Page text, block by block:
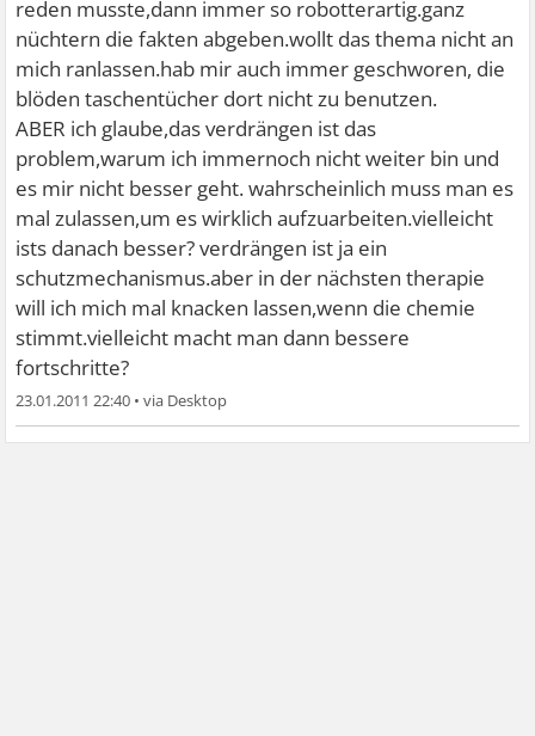
reden musste,dann immer so robotterartig.ganz
nüchtern die fakten abgeben.wollt das thema nicht an
mich ranlassen.hab mir auch immer geschworen, die
blöden taschentücher dort nicht zu benutzen.
ABER ich glaube,das verdrängen ist das
problem,warum ich immernoch nicht weiter bin und
es mir nicht besser geht. wahrscheinlich muss man es
mal zulassen,um es wirklich aufzuarbeiten.vielleicht
ists danach besser? verdrängen ist ja ein
schutzmechanismus.aber in der nächsten therapie
will ich mich mal knacken lassen,wenn die chemie
stimmt.vielleicht macht man dann bessere
fortschritte?
23.01.2011 22:40 •